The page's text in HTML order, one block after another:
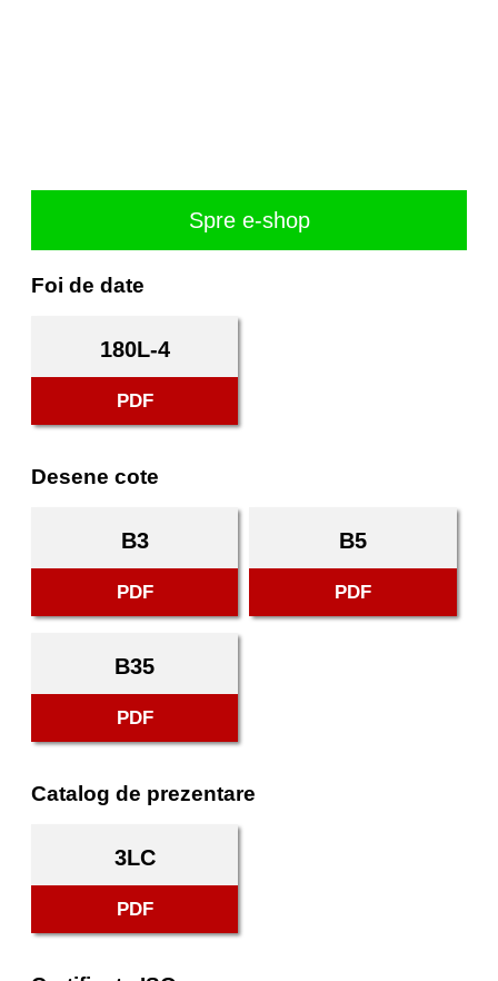
Spre e-shop
Foi de date
180L-4
PDF
Desene cote
B3
PDF
B5
PDF
B35
PDF
Catalog de prezentare
3LC
PDF